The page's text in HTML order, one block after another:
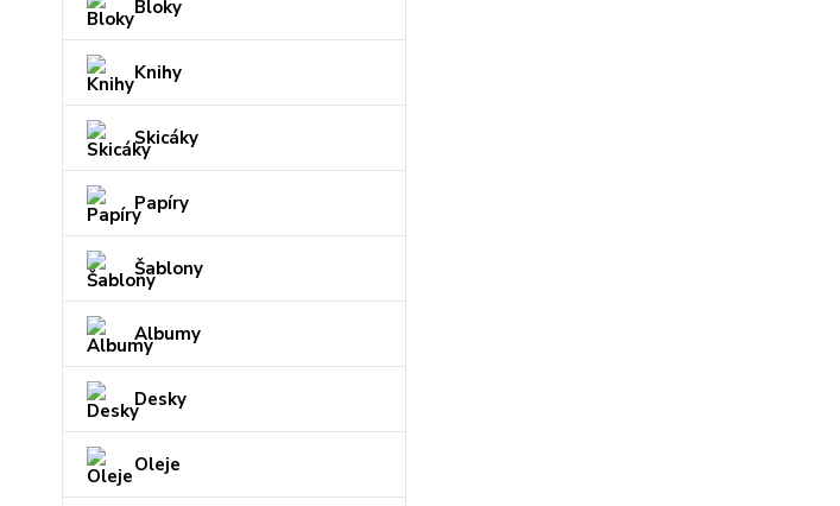
Bloky
Knihy
Skicáky
Papíry
Šablony
Albumy
Desky
Oleje